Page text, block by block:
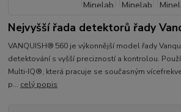
Nejvyšší řada detektorů řady
VANQUISH® 560 je výkonnější model řady
detektování s vyšší precizností a kontrolou.
Multi‑IQ®, která pracuje se současným
p... celý popis